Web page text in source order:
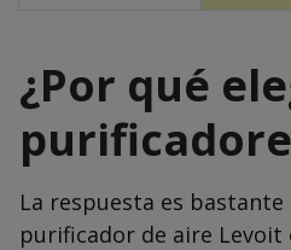
¿Por qué
La respuesta es
purificador de aire Levoit